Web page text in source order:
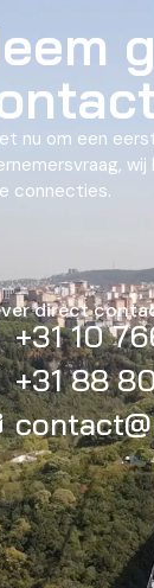
nu om een
connecties.
direct
+31 10
+31 88